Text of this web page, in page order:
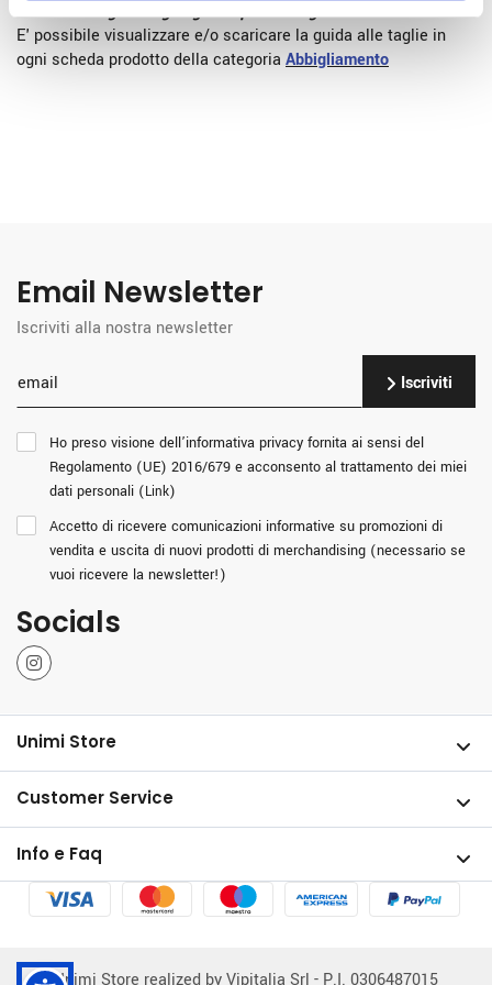
E' possibile visualizzare e/o scaricare la guida alle taglie in
ogni scheda prodotto della categoria Abbigliamento
Email Newsletter
Iscriviti alla nostra newsletter
Iscriviti
Ho preso visione dell’informativa privacy fornita ai sensi del
Regolamento (UE) 2016/679 e acconsento al trattamento dei miei
dati personali (Link)
Accetto di ricevere comunicazioni informative su promozioni di
vendita e uscita di nuovi prodotti di merchandising (necessario se
vuoi ricevere la newsletter!)
Socials
Instagram
Unimi Store
Customer Service
Info e Faq
Unimi Store realized by Vipitalia Srl - P.I. 0306487015